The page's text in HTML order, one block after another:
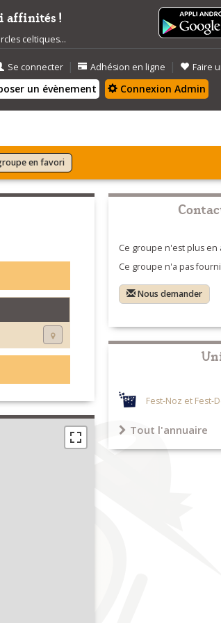
affinités !
celtiques...
Se connecter | Adhésion en ligne | Faire
un évènement Connexion Admin
en favori
Ce groupe n'est plus en
Ce groupe n'a pas
Nous demander
Fest-Noz et Fest-
Tout l'annuaire